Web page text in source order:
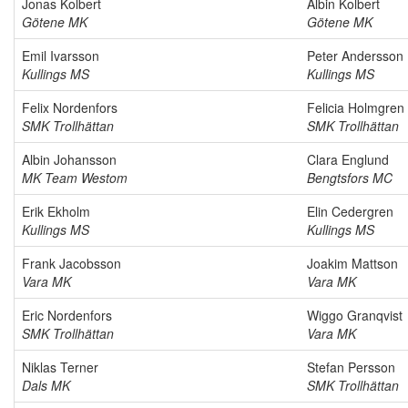
Jonas Kolbert
Götene MK
Albin Kolbert
Götene MK
Emil Ivarsson
Kullings MS
Peter Andersson
Kullings MS
Felix Nordenfors
SMK Trollhättan
Felicia Holmgren
SMK Trollhättan
Albin Johansson
MK Team Westom
Clara Englund
Bengtsfors MC
Erik Ekholm
Kullings MS
Elin Cedergren
Kullings MS
Frank Jacobsson
Vara MK
Joakim Mattson
Vara MK
Eric Nordenfors
SMK Trollhättan
Wiggo Granqvist
Vara MK
Niklas Terner
Dals MK
Stefan Persson
SMK Trollhättan